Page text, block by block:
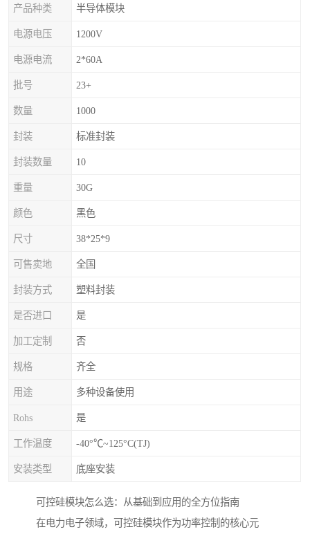
产品种类 半导体模块
电源电压 1200V
电源电流 2*60A
批号 23+
数量 1000
封装 标准封装
封装数量 10
重量 30G
颜色 黑色
尺寸 38*25*9
可售卖地 全国
封装方式 塑料封装
是否进口 是
加工定制 否
规格 齐全
用途 多种设备使用
Rohs 是
工作温度 -40°℃~125°C(TJ)
安装类型 底座安装
可控硅模块怎么选：从基础到应用的全方位指南
在电力电子领域，可控硅模块作为功率控制的核心元